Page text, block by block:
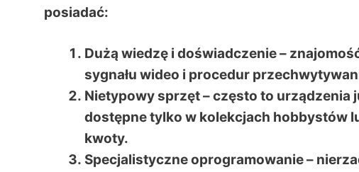
posiadać:
Dużą wiedzę i doświadczenie–
sygnału wideo i procedur
Nietypowy sprzęt– często to urządzenia
dostępne tylko w kolekcjach hobbystów
kwoty.
Specjalistyczne oprogramowanie–